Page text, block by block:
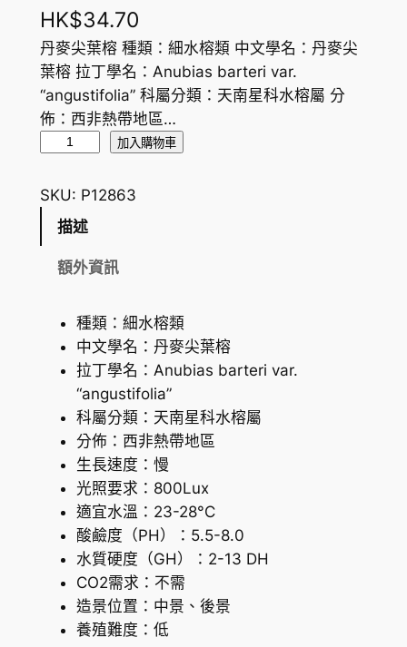
HK$34.70
丹麥尖葉榕 種類：細水榕類 中文學名：丹麥尖
葉榕 拉丁學名：Anubias barteri var.
“angustifolia” 科屬分類：天南星科水榕屬 分
佈：西非熱帶地區…
尖
葉
加入購物車
SKU: P12863
描述
額外資訊
種類：細水榕類
中文學名：丹麥尖葉榕
拉丁學名：Anubias barteri var.
“angustifolia”
科屬分類：天南星科水榕屬
分佈：西非熱帶地區
生長速度：慢
光照要求：800Lux
適宜水溫：23-28°C
酸鹼度（PH）：5.5-8.0
水質硬度（GH）：2-13 DH
CO2需求：不需
造景位置：中景、後景
養殖難度：低